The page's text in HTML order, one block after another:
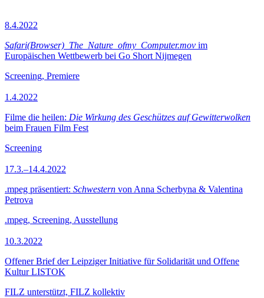
8.4.2022
Safari(Browser)_The_Nature_ofmy_Computer.mov im
Europäischen Wettbewerb bei Go Short Nijmegen
Screening, Premiere
1.4.2022
Filme die heilen: Die Wirkung des Geschützes auf Gewitterwolken
beim Frauen Film Fest
Screening
17.3.–14.4.2022
.mpeg präsentiert: Schwestern von Anna Scherbyna & Valentina
Petrova
.mpeg, Screening, Ausstellung
10.3.2022
Offener Brief der Leipziger Initiative für Solidarität und Offene
Kultur LISTOK
FILZ unterstützt, FILZ kollektiv